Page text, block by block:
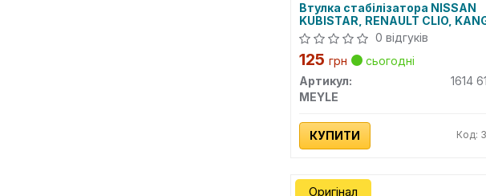
Втулка стабілізатора NISSAN
KUBISTAR, RENAULT CLIO,
перед. міст (Вир-во MEYLE)
0 відгуків
125 грн
сьогодні
Артикул:
1614
MEYLE
КУПИТИ Код:
Оригінал